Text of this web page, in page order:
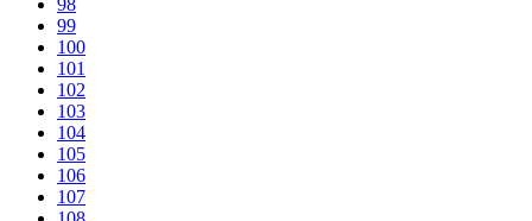
99
100
101
102
103
104
105
106
107